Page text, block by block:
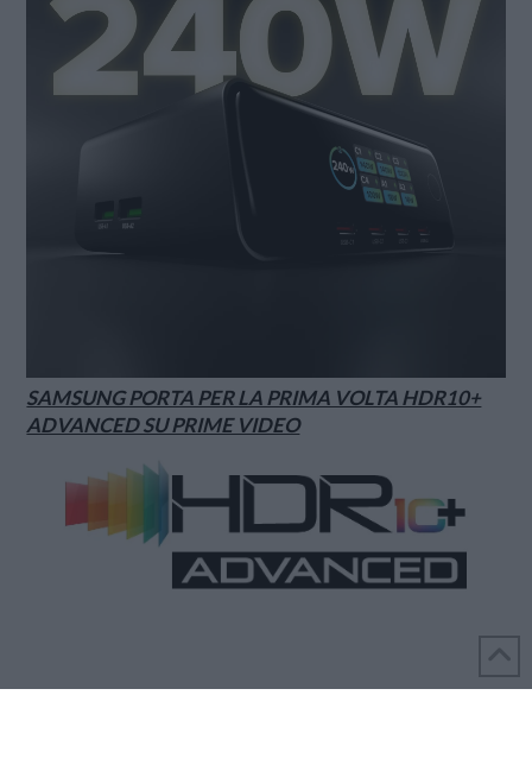
SAMSUNG PORTA PER LA PRIMA VOLTA HDR10+
ADVANCED SU PRIME VIDEO